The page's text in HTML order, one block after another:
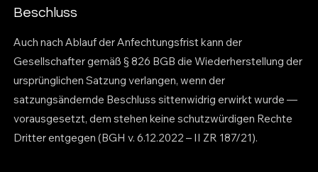
Beschluss
Auch nach Ablauf der Anfechtungsfrist kann der
Gesellschafter gemäß § 826 BGB die Wiederherstellung der
ursprünglichen Satzung verlangen, wenn der
satzungsändernde Beschluss sittenwidrig erwirkt wurde —
vorausgesetzt, dem stehen keine schutzwürdigen Rechte
Dritter entgegen (BGH v. 6.12.2022 – II ZR 187/21).